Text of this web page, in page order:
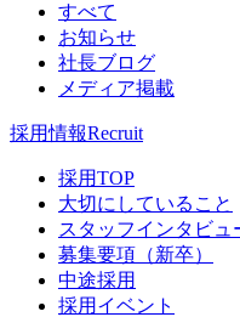
すべて
お知らせ
社長ブログ
メディア掲載
採用情報Recruit
採用TOP
大切にしていること
スタッフインタビュ
募集要項（新卒）
中途採用
採用イベント